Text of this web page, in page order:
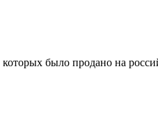
было продано на